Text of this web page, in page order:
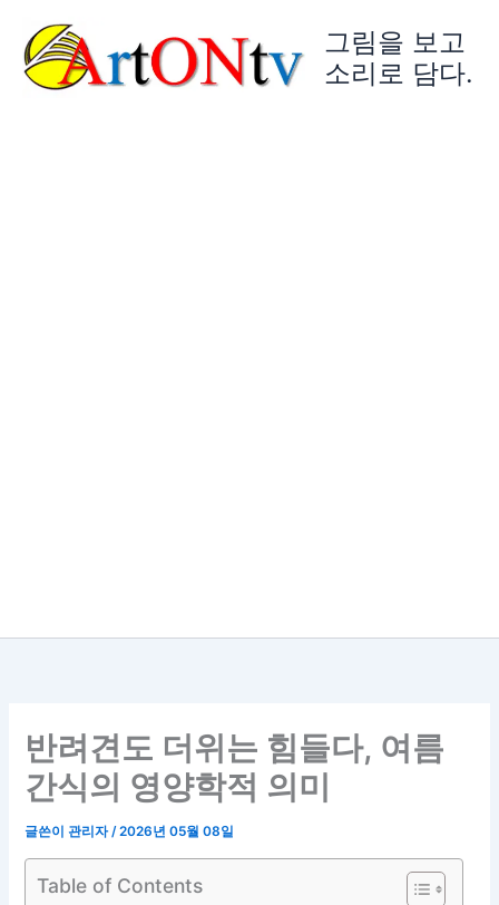
그림을 보고
소리로 담다.
반려견도 더위는 힘들다, 여름
간식의 영양학적 의미
글쓴이관리자/2026년 05월 08일
Table of Contents